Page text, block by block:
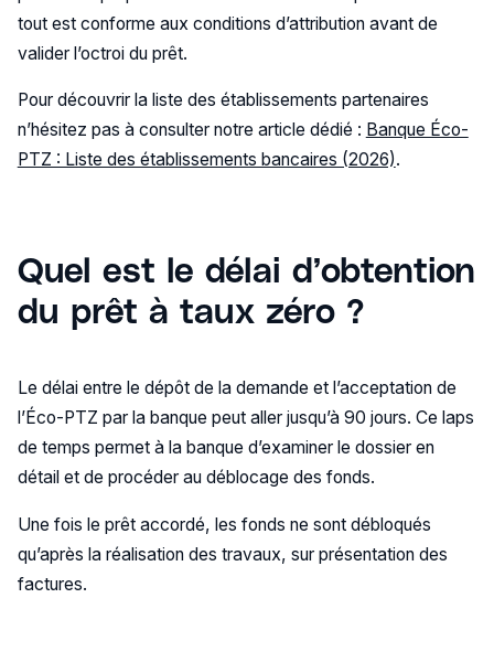
tout est conforme aux conditions d’attribution avant de
valider l’octroi du prêt.
Pour découvrir la liste des établissements partenaires
n’hésitez pas à consulter notre article dédié : Banque Éco-
PTZ : Liste des établissements bancaires (2026).
Quel est le délai d’obtention
du prêt à taux zéro ?
Le délai entre le dépôt de la demande et l’acceptation de
l’Éco-PTZ par la banque peut aller jusqu’à 90 jours. Ce laps
de temps permet à la banque d’examiner le dossier en
détail et de procéder au déblocage des fonds.
Une fois le prêt accordé, les fonds ne sont débloqués
qu’après la réalisation des travaux, sur présentation des
factures.